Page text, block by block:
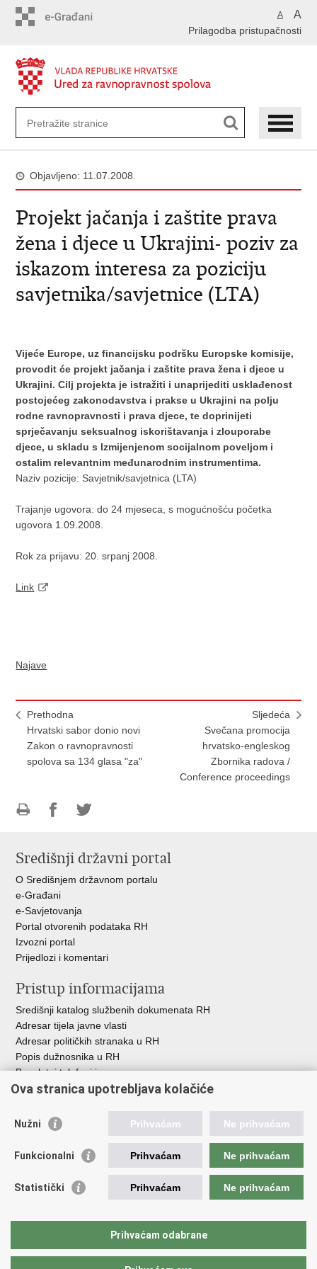
A A
Prilagodba pristupačnosti
Objavljeno: 11.07.2008.
Projekt jačanja i zaštite prava
žena i djece u Ukrajini- poziv za
iskazom interesa za poziciju
savjetnika/savjetnice (LTA)
Vijeće Europe, uz financijsku podršku Europske komisije,
provodit će projekt jačanja i zaštite prava žena i djece u
Ukrajini. Cilj projekta je istražiti i unaprijediti usklađenost
postojećeg zakonodavstva i prakse u Ukrajini na polju
rodne ravnopravnosti i prava djece, te doprinijeti
sprječavanju seksualnog iskorištavanja i zlouporabe
djece, u skladu s Izmijenjenom socijalnom poveljom i
ostalim relevantnim međunarodnim instrumentima.
Naziv pozicije: Savjetnik/savjetnica (LTA)
Trajanje ugovora: do 24 mjeseca, s mogućnošću početka
ugovora 1.09.2008.
Rok za prijavu: 20. srpanj 2008.
Link
Najave
Prethodna
Hrvatski sabor donio novi
Zakon o ravnopravnosti
spolova sa 134 glasa "za"
Sljedeća
Svečana promocija
hrvatsko-engleskog
Zbornika radova /
Conference proceedings
FacebookuTwitteru
Središnji državni portal
O Središnjem državnom portalu
e-Građani
e-Savjetovanja
Portal otvorenih podataka RH
Izvozni portal
Prijedlozi i komentari
Pristup informacijama
Središnji katalog službenih dokumenata RH
Adresar tijela javne vlasti
Adresar političkih stranaka u RH
Popis dužnosnika u RH
Besplatni telefoni javne uprave
Pozivi za žurnu pomoć
Važne poveznice
Pučka pravobraniteljica
Pravobraniteljica za osobe s invaliditetom
Europski institut za ravnopravnost spolova
Državni zavod za statistiku
Ova stranica upotrebljava kolačiće
Nužni Prihvaćam Ne prihvaćam
Funkcionalni Prihvaćam Ne prihvaćam
Statistički Prihvaćam Ne prihvaćam
Prihvaćam odabrane